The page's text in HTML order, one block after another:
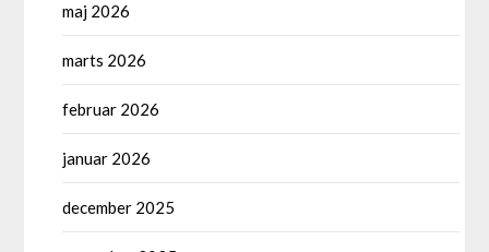
maj 2026
marts 2026
februar 2026
januar 2026
december 2025